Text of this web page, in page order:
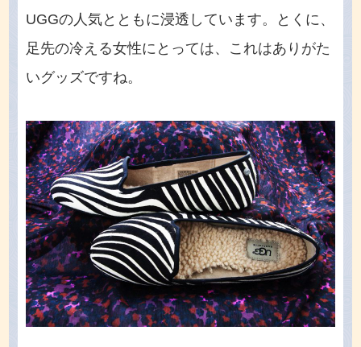
UGGの人気とともに浸透しています。とくに、
足先の冷える女性にとっては、これはありがた
いグッズですね。